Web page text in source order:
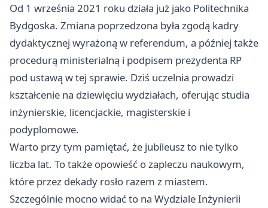
Od 1 września 2021 roku działa już jako Politechnika
Bydgoska. Zmiana poprzedzona była zgodą kadry
dydaktycznej wyrażoną w referendum, a później także
procedurą ministerialną i podpisem prezydenta RP
pod ustawą w tej sprawie. Dziś uczelnia prowadzi
kształcenie na dziewięciu wydziałach, oferując studia
inżynierskie, licencjackie, magisterskie i
podyplomowe.
Warto przy tym pamiętać, że jubileusz to nie tylko
liczba lat. To także opowieść o zapleczu naukowym,
które przez dekady rosło razem z miastem.
Szczególnie mocno widać to na Wydziale Inżynierii